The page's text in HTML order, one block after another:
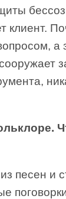
клиент.
а
песен и